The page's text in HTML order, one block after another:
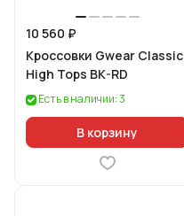
10 560 ₽
Кроссовки Gwear Classic
High Tops BK-RD
Есть в наличии: 3
В корзину